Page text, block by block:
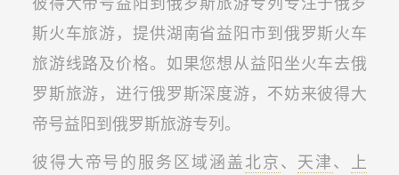
斯火车旅游，提供湖南省益阳市到俄罗斯火车
旅游线路及价格。如果您想从益阳坐火车去俄
罗斯旅游，进行俄罗斯深度游，不妨来彼得大
帝号益阳到俄罗斯旅游专列。
彼得大帝号的服务区域涵盖北京、 天津、 上